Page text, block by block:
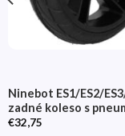
Ninebot ES1/ES2/
zadné koleso s
€32,75